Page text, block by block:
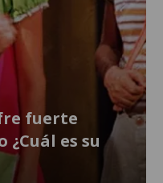
fuerte
es su